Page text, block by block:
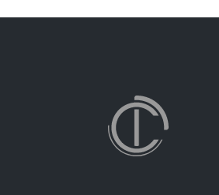
den Wettbewerb.